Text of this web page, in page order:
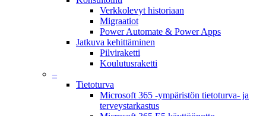
Verkkolevyt historiaan
Migraatiot
Power Automate & Power Apps
Jatkuva kehittäminen
Pilviraketti
Koulutusraketti
–
Tietoturva
Microsoft 365 -ympäristön tietoturva- ja
terveystarkastus